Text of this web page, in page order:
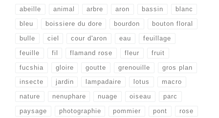
abeille animal arbre aron bassin blanc
bleu boissiere du dore bourdon bouton floral
bulle ciel cour d'aron eau feuillage
feuille fil flamand rose fleur fruit
fucshia gloire goutte grenouille gros plan
insecte jardin lampadaire lotus macro
nature nenuphare nuage oiseau parc
paysage photographie pommier pont rose